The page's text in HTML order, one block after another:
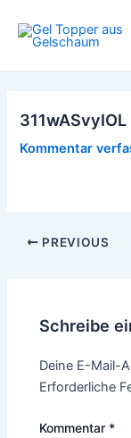
Inhalt
springen
311wASvyIOL
Kommentar
Post
PREVIOUS
Schreibe
Deine E-Mail-
Erforderliche
Kommentar *